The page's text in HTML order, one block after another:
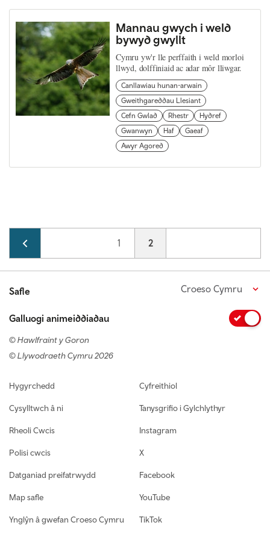
Mannau gwych i weld
bywyd gwyllt
Cymru yw'r lle perffaith i weld morloi
llwyd, dolffiniaid ac adar môr lliwgar.
Canllawiau hunan-arwain
Gweithgareddau Llesiant
Cefn Gwlad
Rhestr
Hydref
Gwanwyn
Haf
Gaeaf
Awyr Agored
Pagination Page
1 Current page
2
Safle Croeso Cymru
Galluogi animeiddiadau
© Hawlfraint y Goron
© Llywodraeth Cymru 2026
Footer navigation
Hygyrchedd
Cysylltwch â ni
Rheoli Cwcis
Polisi cwcis
Datganiad preifatrwydd
Map safle
Ynglŷn â gwefan Croeso Cymru
Cyfreithiol
Tanysgrifio i Gylchlythyr
Instagram
X
Facebook
YouTube
TikTok